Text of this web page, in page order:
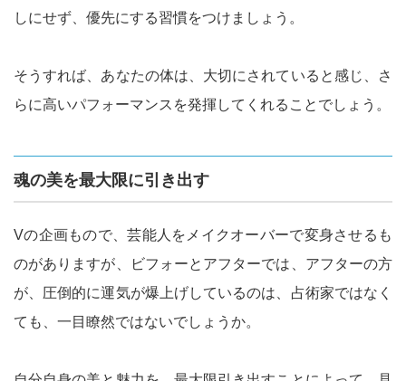
しにせず、優先にする習慣をつけましょう。
そうすれば、あなたの体は、大切にされていると感じ、さ
らに高いパフォーマンスを発揮してくれることでしょう。
魂の美を最大限に引き出す
Vの企画もので、芸能人をメイクオーバーで変身させるも
のがありますが、ビフォーとアフターでは、アフターの方
が、圧倒的に運気が爆上げしているのは、占術家ではなく
ても、一目瞭然ではないでしょうか。